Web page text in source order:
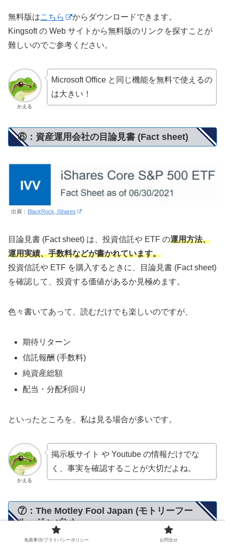
無料版はこちら
からダウンロードできます。
Kingsoft の Web サイトから無料版のリンクを探すことが
難しいのでご参考ください。
かえる
Microsoft Office と同じ機能を無料で使えるの
は大きい！
⑥：資産運用会社の目論見書 (Fact sheet)
出展： BlackRock, iShares
目論見書 (Fact sheet) は、投資信託や ETF の運用方法、
運用実績、手数料などが書かれています。
投資信託や ETF を購入するときに、目論見書 (Fact sheet)
を確認して、投資する価値があるか見極めます。
色々書いてあって、読むだけでも楽しいのですが、
期待リターン
信託報酬 (手数料)
純資産総額
配当・分配利回り
といったところを、私は見る場合が多いです。
かえる
掲示板サイト や Youtube の情報だけでな
く、事実を確認することが大切だよね。
⑦：The Motley Fool Japan (モトリーフー
ル・ジャパン)
免責事項/プライバシーポリシー お問合せ